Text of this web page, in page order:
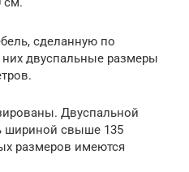
сделанную по
них двуспальные размеры
Двуспальной
шириной свыше 135
размеров имеются